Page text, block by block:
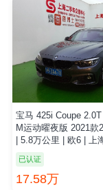
宝马 425i Coupe
M运动曜夜版 2021款
| 5.8万公里 | 欧6 | 上
已认证
17.58万